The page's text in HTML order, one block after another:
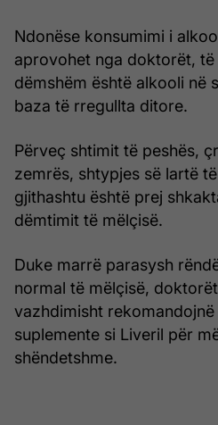
Ndonëse konsumimi i
aprovohet nga doktorët, të
dëmshëm është alkooli në
baza të rregullta ditore.
Përveç shtimit të peshës,
zemrës, shtypjes së lartë
gjithashtu është prej
dëmtimit të mëlçisë.
Duke marrë parasysh
normal të mëlçisë,
vazhdimisht
suplemente si Liveril për
shëndetshme.